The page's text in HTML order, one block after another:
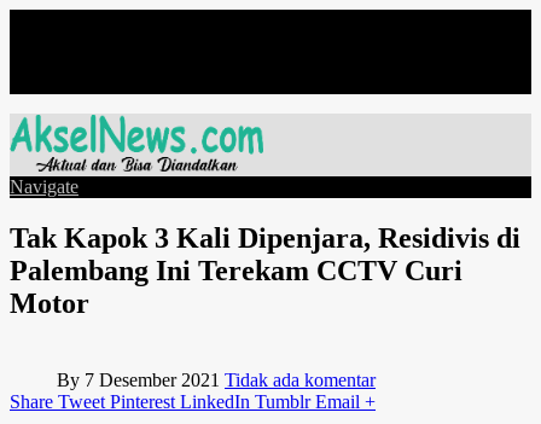
Navigate
Tak Kapok 3 Kali Dipenjara, Residivis di
Palembang Ini Terekam CCTV Curi
Motor
By 7 Desember 2021 Tidak ada komentar
Share Tweet Pinterest LinkedIn Tumblr Email +